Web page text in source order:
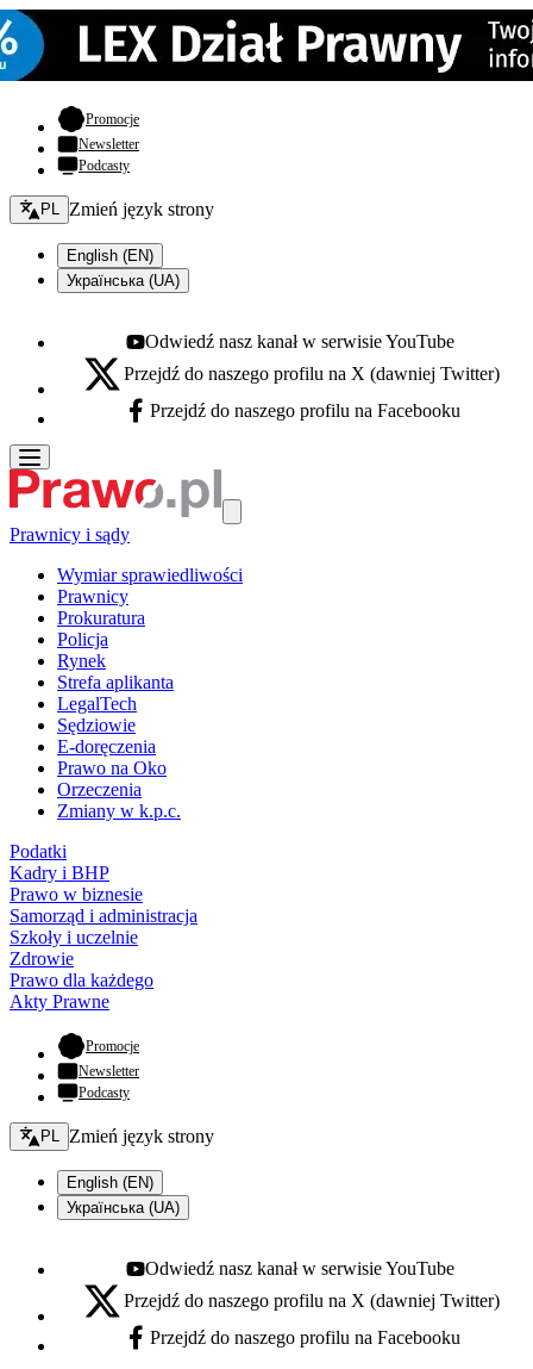
Promocje- otwiera się w nowej karcie
Newsletter
Podcasty
Zmień język - bieżący:
PL Zmień język strony
English (EN)
Українська (UA)
Youtube - otwiera się w nowej karcie
Odwiedź nasz kanał w serwisie YouTube
X - otwiera się w nowej karcie
Przejdź do naszego profilu na X (dawniej Twitter)
Facebook - otwiera się w nowej karcie
Przejdź do naszego profilu na Facebooku
Prawnicy i sądy
Wymiar sprawiedliwości
Prawnicy
Prokuratura
Policja
Rynek
Strefa aplikanta
LegalTech
Sędziowie
E-doręczenia
Prawo na Oko
Orzeczenia
Zmiany w k.p.c.
Podatki
Kadry i BHP
Prawo w biznesie
Samorząd i administracja
Szkoły i uczelnie
Zdrowie
Prawo dla każdego
Akty Prawne
Promocje- otwiera się w nowej karcie
Newsletter
Podcasty
Zmień język - bieżący:
PL Zmień język strony
English (EN)
Українська (UA)
Youtube - otwiera się w nowej karcie
Odwiedź nasz kanał w serwisie YouTube
X - otwiera się w nowej karcie
Przejdź do naszego profilu na X (dawniej Twitter)
Facebook - otwiera się w nowej karcie
Przejdź do naszego profilu na Facebooku